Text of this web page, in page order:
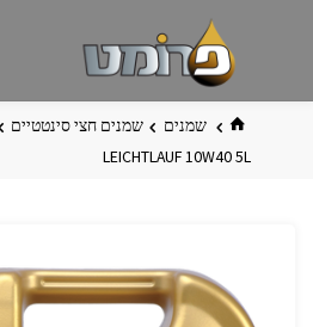
בית שמנים שמנים חצי סינטטיים
LEICHTLAUF 10W40 5L